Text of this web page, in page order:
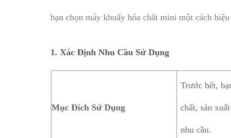
bạn chọn máy khuấy hóa chất mini một cách hiệu
1. Xác Định Nhu Cầu Sử Dụng
Mục Đích Sử Dụng
Trước hết,
chất, sản
nhu cầu.